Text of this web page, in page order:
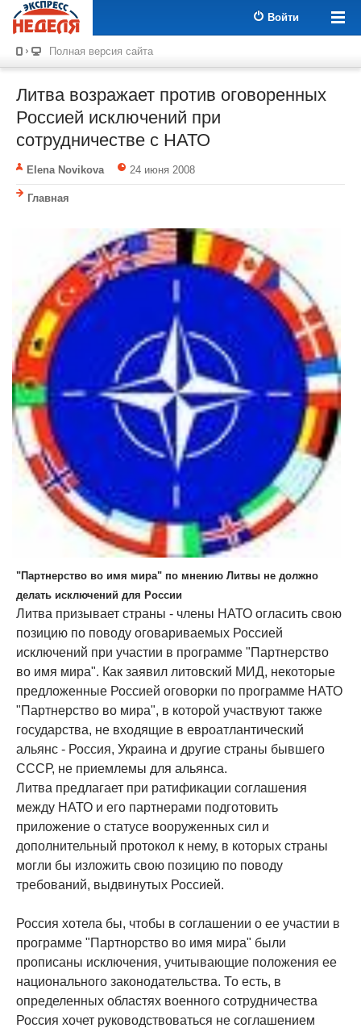
Войти
Полная версия сайта
Литва возражает против оговоренных
Россией исключений при
сотрудничестве с НАТО
Elena Novikova 24 июня 2008
Главная
"Партнерство во имя мира" по мнению Литвы не должно
делать исключений для России
Литва призывает страны - члены НАТО огласить свою
позицию по поводу оговариваемых Россией
исключений при участии в программе "Партнерство
во имя мира". Как заявил литовский МИД, некоторые
предложенные Россией оговорки по программе НАТО
"Партнерство во мира", в которой участвуют также
государства, не входящие в евроатлантический
альянс - Россия, Украина и другие страны бывшего
СССР, не приемлемы для альянса.
Литва предлагает при ратификации соглашения
между НАТО и его партнерами подготовить
приложение о статусе вооруженных сил и
дополнительный протокол к нему, в которых страны
могли бы изложить свою позицию по поводу
требований, выдвинутых Россией.
Россия хотела бы, чтобы в соглашении о ее участии в
программе "Партнорство во имя мира" были
прописаны исключения, учитывающие положения ее
национального законодательства. То есть, в
определенных областях военного сотрудничества
Россия хочет руководствоваться не соглашением